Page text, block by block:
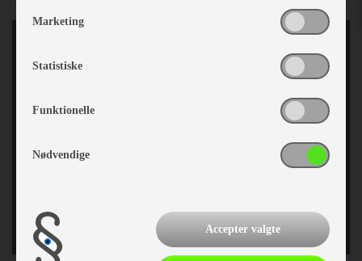
På grund af dine cookieindstillinger er det ikke muligt at
eller opdater dine cookieindstillinger.
Gå til indhold
Marketing
Statistiske
Funktionelle
Nødvendige
Accepter valgte